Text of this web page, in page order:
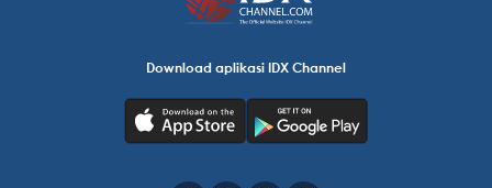
Download aplikasi IDX Channel